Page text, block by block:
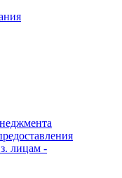
лицам -